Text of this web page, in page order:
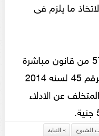
لاتخاذ ما يلزم فى
وبتطبيق مقتضي الماده 57 من قانون مباشرة
الحقوق السياسية الصادر برقم 45 لسنه 2014
عن الادلاء
الشيوخ
النيابة